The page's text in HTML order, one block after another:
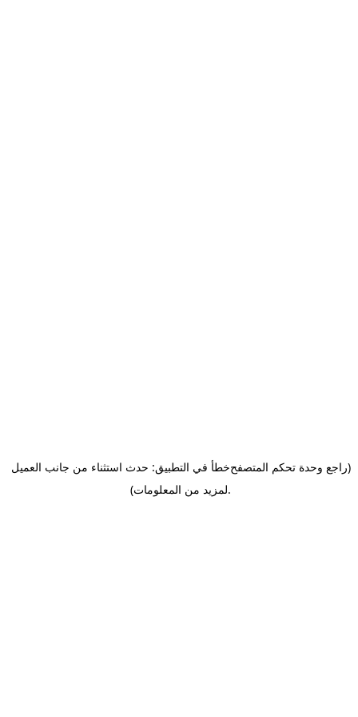
خطأ في التطبيق: حدث استثناء من جانب العميل(راجع وحدة تحكم المتصفح
لمزيد من المعلومات).